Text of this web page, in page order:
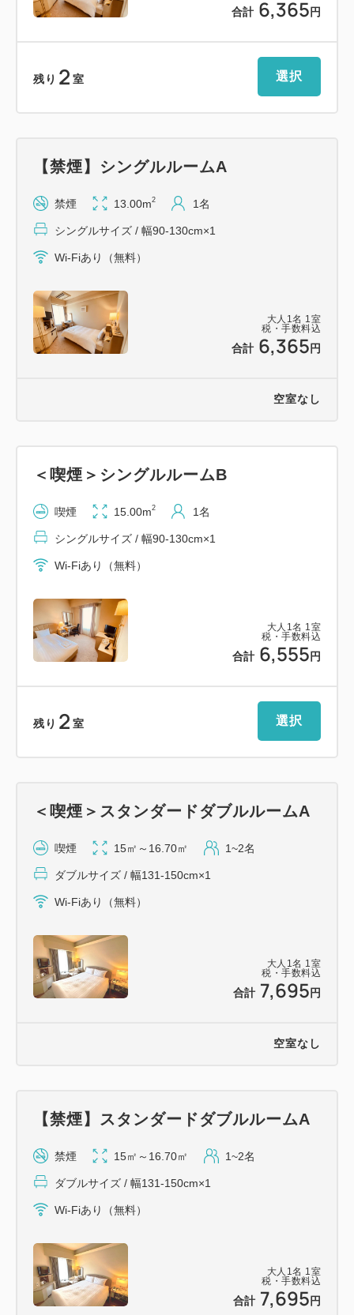
ィソープ、ハンドソープ、お茶セット
立体駐車場 ご宿泊者のみ 1泊￥1,500 予約制
※22:00～翌8:00までは入出庫ができません。
＝＝＝＝＝＝＝＝＝＝＝＝＝＝＝＝＝＝＝＝＝＝＝＝
合計 6,365 円
残り 2 室 選択
大人 1 名 1 室
税・手数料込
合計 6,365 円
【禁煙】シングルルームA
禁煙 13.00m2 1名
シングルサイズ / 幅90-130cm×1
Wi-Fiあり（無料）
空室なし
大人 1 名 1 室
税・手数料込
合計 6,555 円
＜喫煙＞シングルルームB
喫煙 15.00m2 1名
シングルサイズ / 幅90-130cm×1
Wi-Fiあり（無料）
残り 2 室 選択
大人 1 名 1 室
税・手数料込
合計 7,695 円
＜喫煙＞スタンダードダブルルームA
喫煙 15㎡～16.70㎡ 1~2名
ダブルサイズ / 幅131-150cm×1
Wi-Fiあり（無料）
空室なし
大人 1 名 1 室
税・手数料込
合計 7,695 円
【禁煙】スタンダードダブルルームA
禁煙 15㎡～16.70㎡ 1~2名
ダブルサイズ / 幅131-150cm×1
Wi-Fiあり（無料）